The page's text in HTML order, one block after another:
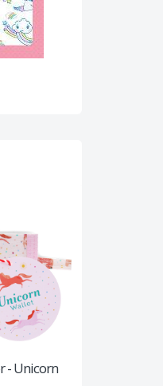
- Unicorn